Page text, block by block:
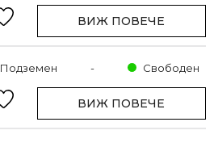
ВИЖ ПОВЕЧЕ
Подземен - Свободен
ВИЖ ПОВЕЧЕ